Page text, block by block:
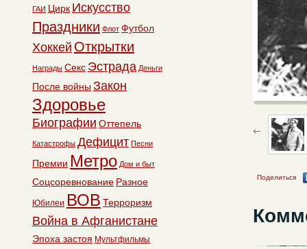
Поделиться
ГАИ Цирк Искусство
Праздники Флот Футбол
Хоккей Открытки
Награды Секс Эстрада Деньги
После войны Закон
Здоровье
Биографии Оттепель
Катастрофы Дефицит Песни
Премии Метро Дом и быт
Соцсоревнование Разное
Юбилеи ВОВ Терроризм
Война в Афганистане
Эпоха застоя Мультфильмы